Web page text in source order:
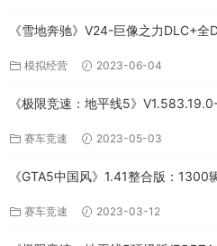
《雪地奔驰》V24-巨像之力DLC+
模拟经营 2023-06-04
《极限竞速：地平线5》
赛车竞速 2023-05-03
《GTA5中国风》1.41整合版：1300
赛车竞速 2023-03-12